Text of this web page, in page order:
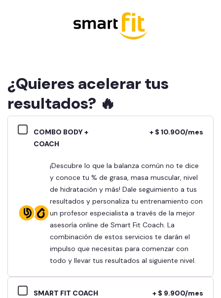
¿Quieres acelerar tus
resultados? 🔥
COMBO BODY +
COACH
+ $ 10.900/mes
¡Descubre lo que la balanza común no te dice
y conoce tu % de grasa, masa muscular, nivel
de hidratación y más! Dale seguimiento a tus
resultados y personaliza tu entrenamiento con
un profesor especialista a través de la mejor
asesoría online de Smart Fit Coach. La
combinación de estos servicios te darán el
impulso que necesitas para comenzar con
todo y llevar tus resultados al siguiente nivel.
SMART FIT COACH + $ 9.900/mes